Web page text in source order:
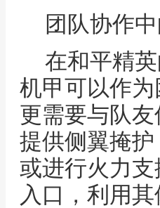
团队协作
在和平精
机甲可以作
更需要与队
提供侧翼掩
或进行火力
入口，利用